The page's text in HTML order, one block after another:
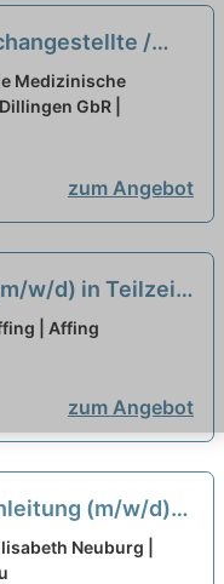
/
/ Teilzeit
Medizinische
GbR |
zum Angebot
w/d) in Teilzeit
in einem
| Affing
zum Angebot
(m/w/d)
Jugendmedizin
Sie mit uns
Neuburg |